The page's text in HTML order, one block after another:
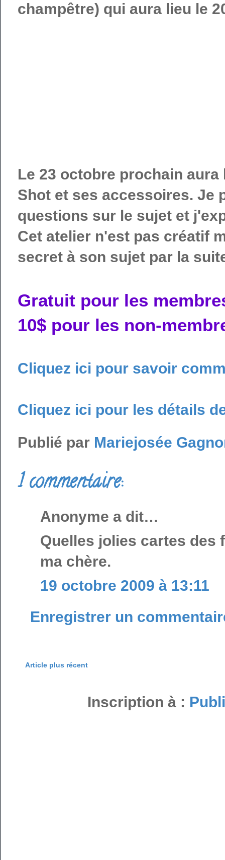
champêtre) qui aura lieu le
Le 23 octobre prochain
Shot et ses accessoires. Je
questions sur le sujet et
Cet atelier n'est pas créatif
secret à son sujet par la
Gratuit pour les
10$ pour les non-
Cliquez ici pour savoir
Cliquez ici pour les détails
Publié par Mariejosée
1 commentaire:
Anonyme a dit…
Quelles jolies cartes des
ma chère.
19 octobre 2009 à 13:11
Enregistrer un
Article plus récent
Inscription à :